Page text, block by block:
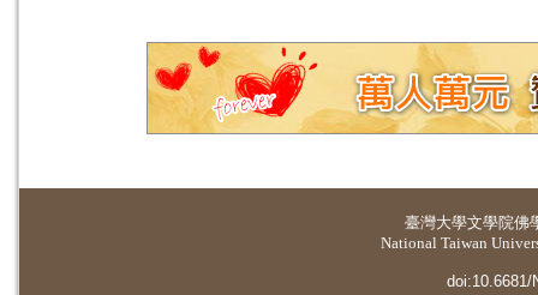
臺灣大學文學院佛
National Taiwan
doi:10.6681/